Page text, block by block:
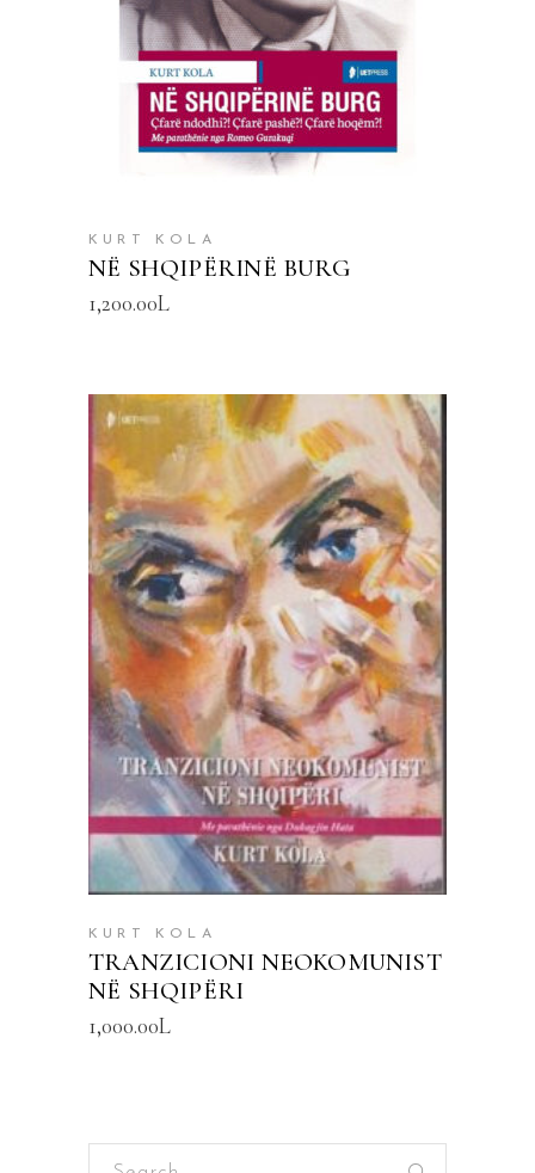
KURT KOLA
NË SHQIPËRINË BURG
1,200.00L
SHTOJE NË SHPORTË
KURT KOLA
TRANZICIONI NEOKOMUNIST
NË SHQIPËRI
1,000.00L
Search